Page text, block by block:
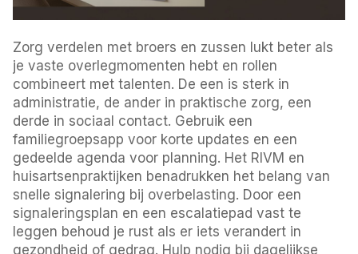
Zorg verdelen met broers en zussen lukt beter als
je vaste overlegmomenten hebt en rollen
combineert met talenten. De een is sterk in
administratie, de ander in praktische zorg, een
derde in sociaal contact. Gebruik een
familiegroepsapp voor korte updates en een
gedeelde agenda voor planning. Het RIVM en
huisartsenpraktijken benadrukken het belang van
snelle signalering bij overbelasting. Door een
signaleringsplan en een escalatiepad vast te
leggen behoud je rust als er iets verandert in
gezondheid of gedrag. Hulp nodig bij dagelijkse